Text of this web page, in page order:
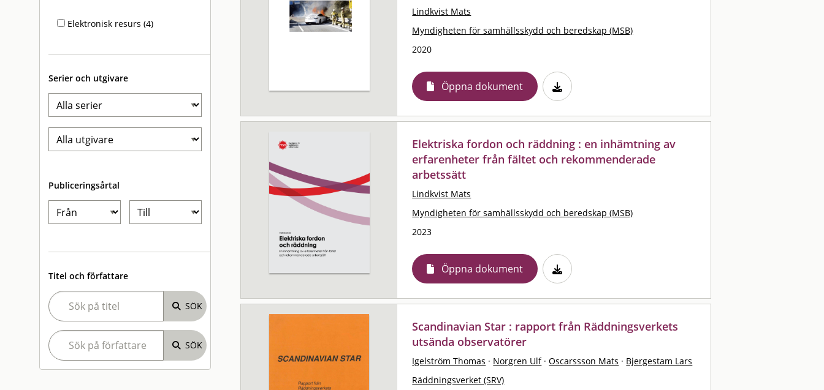
Elektronisk resurs (4)
Serier och utgivare
Publiceringsårtal
Titel och författare
Lindkvist Mats
Myndigheten för samhällsskydd och beredskap (MSB)
2020
Öppna dokument
Elektriska fordon och räddning : en inhämtning av
erfarenheter från fältet och rekommenderade
arbetssätt
Lindkvist Mats
Myndigheten för samhällsskydd och beredskap (MSB)
2023
Öppna dokument
Scandinavian Star : rapport från Räddningsverkets
utsända observatörer
Igelström Thomas · Norgren Ulf · Oscarssson Mats · Bjergestam Lars
Räddningsverket (SRV)